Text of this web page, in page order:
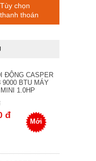
Tùy chọn
thanh thoán
ĐỘNG CASPER
9000 BTU MÁY
1.0HP
đ
Mới